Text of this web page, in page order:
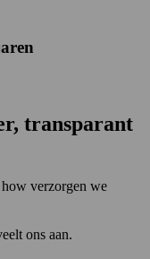
transparant
verzorgen we
ons aan.